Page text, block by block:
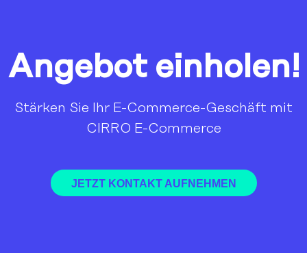
Angebot einholen!
Stärken Sie Ihr E-Commerce-Geschäft mit
CIRRO E-Commerce
JETZT KONTAKT AUFNEHMEN